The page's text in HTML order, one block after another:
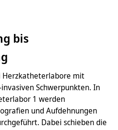
bis
Herzkatheterlabore mit
Schwerpunkten. In
1 werden
und Aufdehnungen
Dabei schieben die